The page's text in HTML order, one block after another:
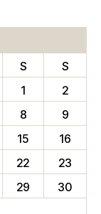
S
S
1
2
8
9
15
16
22
23
29
30